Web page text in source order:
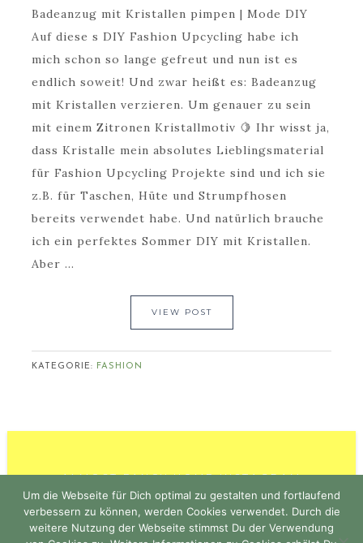
Badeanzug mit Kristallen pimpen | Mode DIY
Auf diese s DIY Fashion Upcycling habe ich
mich schon so lange gefreut und nun ist es
endlich soweit! Und zwar heißt es: Badeanzug
mit Kristallen verzieren. Um genauer zu sein
mit einem Zitronen Kristallmotiv 🍋 Ihr wisst ja,
dass Kristalle mein absolutes Lieblingsmaterial
für Fashion Upcycling Projekte sind und ich sie
z.B. für Taschen, Hüte und Strumpfhosen
bereits verwendet habe. Und natürlich brauche
ich ein perfektes Sommer DIY mit Kristallen.
Aber ...
VIEW POST
KATEGORIE: FASHION
ALMOST FANCY HOME INSTAGRAM
Um die Webseite für Dich optimal zu gestalten und fortlaufend
verbessern zu können, werden Cookies verwendet. Durch die
weitere Nutzung der Webseite stimmst Du der Verwendung